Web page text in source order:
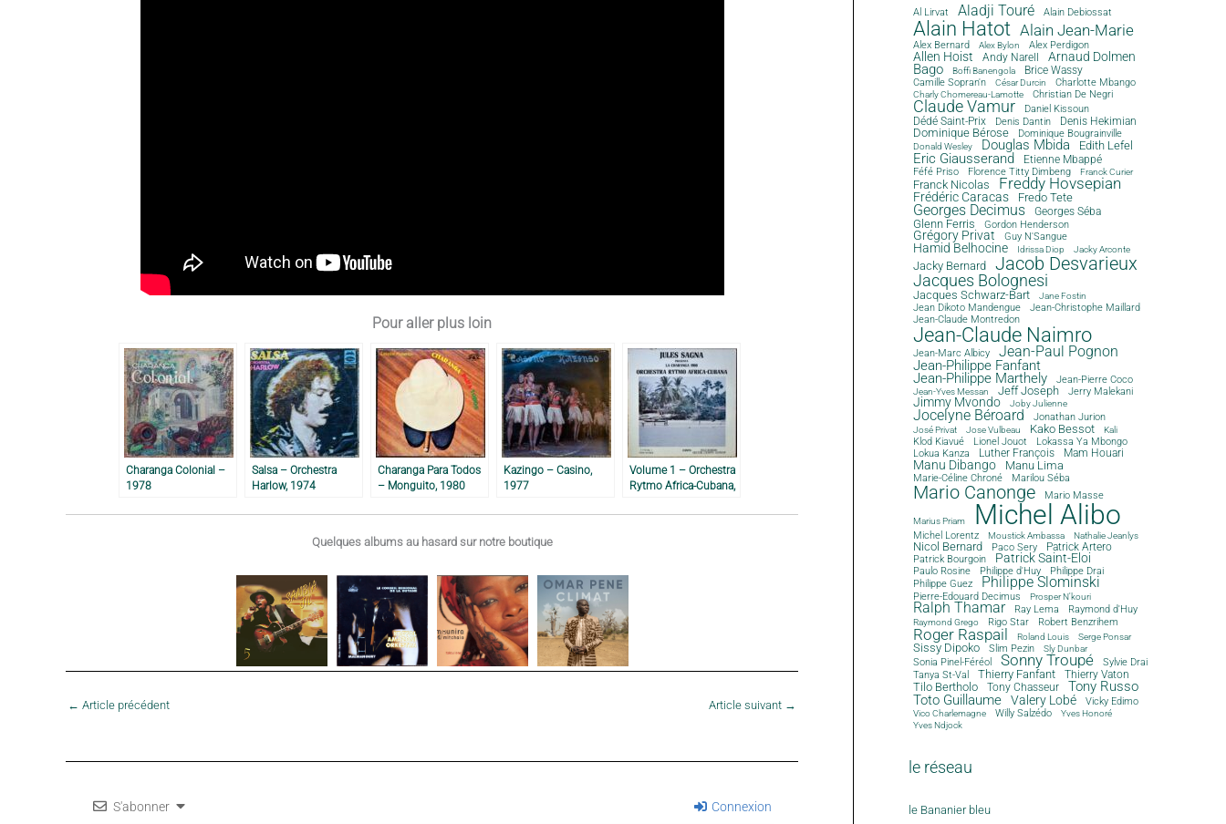
Pour aller plus loin
Charanga Colonial –
1978
Salsa – Orchestra
Harlow, 1974
Charanga Para Todos
– Monguito, 1980
Kazingo – Casino,
1977
Volume 1 – Orchestra
Rytmo Africa-Cubana,
Quelques albums au hasard sur notre boutique
← Article précédent Article suivant →
S'abonner Connexion
Al Lirvat Aladji Touré Alain Debiossat
Alain Hatot Alain Jean-Marie
Alex Bernard Alex Bylon Alex Perdigon
Allen Hoist Andy Narell Arnaud Dolmen
Bago Boffi Banengola
Brice Wassy
Camille Sopran'n
César Durcin Charlotte Mbango
Charly Chomereau-Lamotte Christian De Negri
Claude Vamur Daniel Kissoun
Dédé Saint-Prix Denis Dantin Denis Hekimian
Dominique Bérose Dominique Bougrainville
Donald Wesley Douglas Mbida Edith Lefel
Eric Giausserand Etienne Mbappé
Féfé Priso Florence Titty Dimbeng Franck Curier
Franck Nicolas Freddy Hovsepian
Frédéric Caracas Fredo Tete
Georges Decimus Georges Séba
Glenn Ferris Gordon Henderson
Grégory Privat Guy N'Sangue
Hamid Belhocine Idrissa Diop Jacky Arconte
Jacky Bernard Jacob Desvarieux
Jacques Bolognesi
Jacques Schwarz-Bart Jane Fostin
Jean Dikoto Mandengue
Jean-Christophe Maillard
Jean-Claude Montredon
Jean-Claude Naimro
Jean-Marc Albicy Jean-Paul Pognon
Jean-Philippe Fanfant
Jean-Philippe Marthely Jean-Pierre Coco
Jean-Yves Messan Jeff Joseph Jerry Malekani
Jimmy Mvondo Joby Julienne
Jocelyne Béroard Jonathan Jurion
José Privat Jose Vulbeau Kako Bessot Kali
Klod Kiavué Lionel Jouot
Lokassa Ya Mbongo
Lokua Kanza
Luther François Mam Houari
Manu Dibango Manu Lima
Marie-Céline Chroné Marilou Séba
Mario Canonge Mario Masse
Marius Priam Michel Alibo
Michel Lorentz Moustick Ambassa Nathalie Jeanlys
Nicol Bernard Paco Sery
Patrick Artero
Patrick Bourgoin
Patrick Saint-Eloi
Paulo Rosine Philippe d'Huy
Philippe Drai
Philippe Guez
Philippe Slominski
Pierre-Edouard Decimus Prosper N'kouri
Ralph Thamar Ray Lema Raymond d'Huy
Raymond Grego Rigo Star Robert Benzrihem
Roger Raspail Roland Louis Serge Ponsar
Sissy Dipoko Slim Pezin Sly Dunbar
Sonia Pinel-Féréol Sonny Troupé Sylvie Drai
Tanya St-Val Thierry Fanfant Thierry Vaton
Tilo Bertholo Tony Chasseur
Tony Russo
Toto Guillaume
Valery Lobé Vicky Edimo
Vico Charlemagne Willy Salzédo
Yves Honoré
Yves Ndjock
le réseau
le Bananier bleu